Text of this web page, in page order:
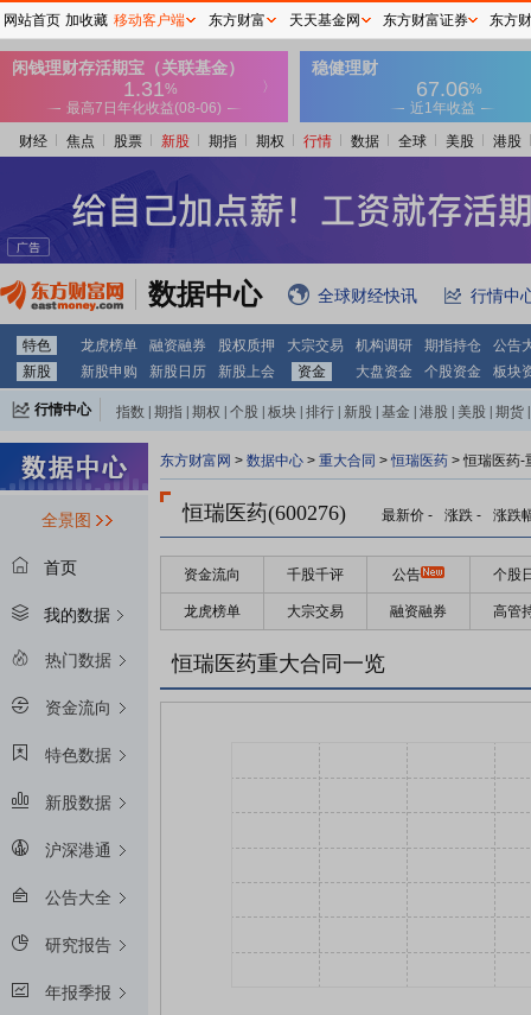
财经 焦点 股票 新股 期指 期权 行情 数据 全球 美股 港股
数据中心 全球财经快讯 行情中
特色 龙虎榜单 融资融券 股权质押 大宗交易 机构调研 期指持仓
公告
新股
新股申购 新股日历 新股上会 资金 大盘资金 个股资金 板块
行情中心 指数 期指 期权 个股 板块 排行 新股 基金 港股 美股 期货
全景图
首页
我的数据
热门数据
资金流向
特色数据
新股数据
沪深港通
公告大全
研究报告
年报季报
东方财富网 > 数据中心 > 重大合同 >恒瑞医药 > 恒瑞医药-
恒瑞医药(600276) 最新价 - 涨跌 - 涨跌
资金流向 千股千评 公告 个股
龙虎榜单 大宗交易 融资融券 高管
恒瑞医药重大合同一览
网站首页 加收藏 移动客户端 东方财富 天天基金网 东方财富证券 东方